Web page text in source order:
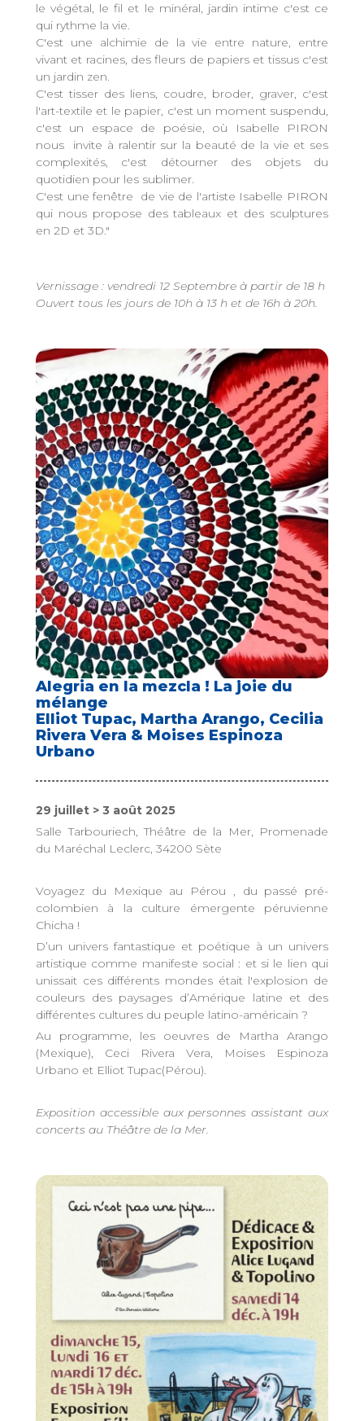
le végétal, le fil et le minéral, jardin intime c'est ce
qui rythme la vie.
C'est une alchimie de la vie entre nature, entre
vivant et racines, des fleurs de papiers et tissus c'est
un jardin zen.
C'est tisser des liens, coudre, broder, graver, c'est
l'art-textile et le papier, c'est un moment suspendu,
c'est un espace de poésie, où Isabelle PIRON
nous invite à ralentir sur la beauté de la vie et ses
complexités, c'est détourner des objets du
quotidien pour les sublimer.
C'est une fenêtre de vie de l'artiste Isabelle PIRON
qui nous propose des tableaux et des sculptures
en 2D et 3D."
Vernissage : vendredi 12 Septembre à partir de 18 h
Ouvert tous les jours de 10h à 13 h et de 16h à 20h.
Alegria en la mezcla ! La joie du
mélange
Elliot Tupac, Martha Arango, Cecilia
Rivera Vera & Moises Espinoza
Urbano
29 juillet > 3 août 2025
Salle Tarbouriech, Théâtre de la Mer, Promenade
du Maréchal Leclerc, 34200 Sète
Voyagez du Mexique au Pérou , du passé pré-
colombien à la culture émergente péruvienne
Chicha !
D’un univers fantastique et poétique à un univers
artistique comme manifeste social : et si le lien qui
unissait ces différents mondes était l'explosion de
couleurs des paysages d’Amérique latine et des
différentes cultures du peuple latino-américain ?
Au programme, les oeuvres de Martha Arango
(Mexique), Ceci Rivera Vera, Moises Espinoza
Urbano et Elliot Tupac(Pérou).
Exposition accessible aux personnes assistant aux
concerts au Théâtre de la Mer.